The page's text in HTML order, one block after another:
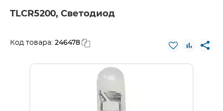
TLCR5200, Светодиод
Код товара: 246478